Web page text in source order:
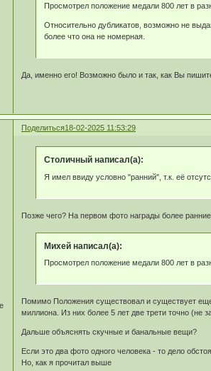
Просмотрел положение медали 800 лет в
Относительно дубликатов, возможно не
более что она не номерная.
Да, именно его! Возможно было и так, как Вы
Поделиться18-02-2025 11:53:29
Столичный написал(а):
Я имел ввиду условно "ранний", т.к. её
Позже чего? На первом фото награды более
Михей написал(а):
Просмотрел положение медали 800 лет в
Помимо Положения существовал и существует
миллиона. Из них более 5 лет две трети точно (не
Дальше объяснять скучные и банальные вещи?
Если это два фото одного человека - то дело
Но, как я прочитал выше